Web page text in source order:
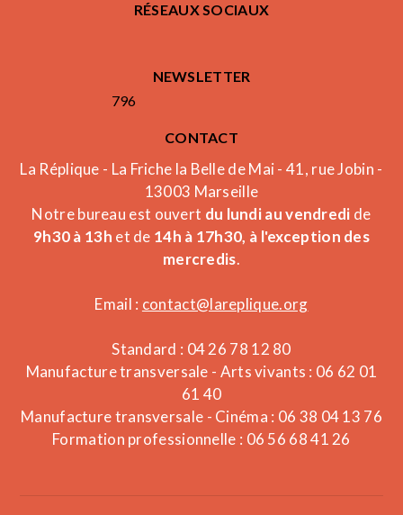
RÉSEAUX SOCIAUX
NEWSLETTER
796
CONTACT
La Réplique - La Friche la Belle de Mai - 41, rue Jobin -
13003 Marseille
Notre bureau est ouvert du lundi au vendredi de
9h30 à 13h et de 14h à 17h30, à l'exception des
mercredis.
Email : contact@lareplique.org
Standard : 04 26 78 12 80
Manufacture transversale - Arts vivants : 06 62 01
61 40
Manufacture transversale - Cinéma : 06 38 04 13 76
Formation professionnelle : 06 56 68 41 26